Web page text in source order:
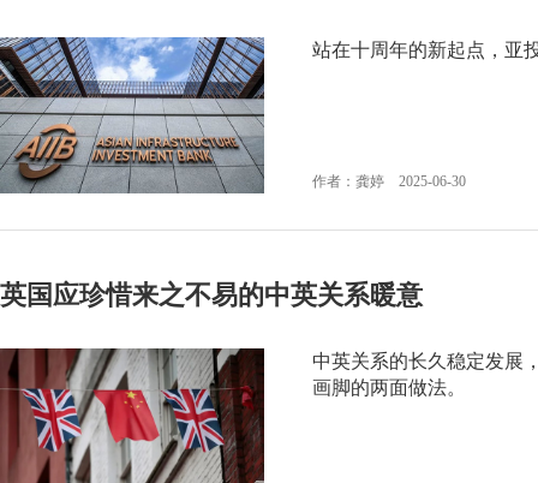
站在十周年的新起点，亚
作者：龚婷 2025-06-30
英国应珍惜来之不易的中英关系暖意
中英关系的长久稳定发展
画脚的两面做法。